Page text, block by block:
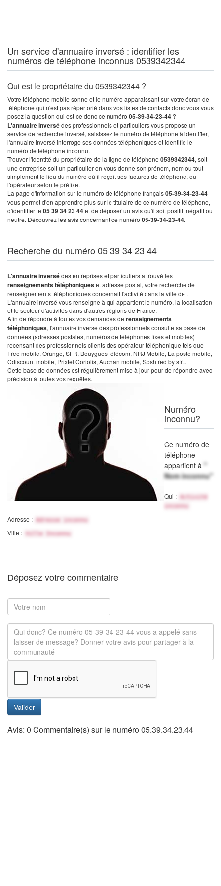
Un service d'annuaire inversé : identifier les
numéros de téléphone inconnus 0539342344
Qui est le propriétaire du 0539342344 ?
Votre téléphone mobile sonne et le numéro apparaissant sur votre écran de
téléphone qui n'est pas répertorié dans vos listes de contacts donc vous vous
posez la question qui est-ce donc ce numéro 05-39-34-23-44 ?
L'annuaire inversédes professionnels et particuliers vous propose un
service de recherche inversé, saisissez le numéro de téléphone à identifier,
l'annuaire inversé interroge ses données téléphoniques et identifie le
numéro de téléphone inconnu.
Trouver l'identité du propriétaire de la ligne de téléphone 0539342344, soit
une entreprise soit un particulier on vous donne son prénom, nom ou tout
simplement le lieu du numéro où il reçoit ses factures de téléphone, ou
l'opérateur selon le préfixe.
La page d'information sur le numéro de téléphone français05-39-34-23-44
vous permet d'en apprendre plus sur le titulaire de ce numéro de téléphone,
d'identifier le 05 39 34 23 44et de déposer un avis qu'il soit positif, négatif ou
neutre. Découvrez les avis concernant ce numéro 05-39-34-23-44.
Recherche du numéro 05 39 34 23 44
L'annuaire inversédes entreprises et particuliers a trouvé les
renseignements téléphoniqueset adresse postal, votre recherche de
renseignements téléphoniques concernait l'activité dans la ville de .
L'annuaire inversé vous renseigne à qui appartient le numéro, la localisation
et le secteur d'activités dans d'autres régions de France.
Afin de répondre à toutes vos demandes de renseignements
téléphoniques, l'annuaire inverse des professionnels consulte sa base de
données (adresses postales, numéros de téléphones fixes et mobiles)
recensant des professionnels clients des opérateur téléphonique tels que
Free mobile, Orange, SFR, Bouygues télécom, NRJ Mobile, La poste mobile,
Cdiscount mobile, Prixtel Coriolis, Auchan mobile, Sosh red by sfr...
Cette base de données est régulièrement mise à jour pour de répondre avec
précision à toutes vos requêtes.
Numéro
inconnu?
Ce numéro de
téléphone
appartient à "
Nom inconnu"
Qui :
Activité
inconnu
Adresse : Adresse inconnu
Ville : Ville Inconnu
Déposez votre commentaire
Valider
Avis: 0 Commentaire(s) sur le numéro 05.39.34.23.44